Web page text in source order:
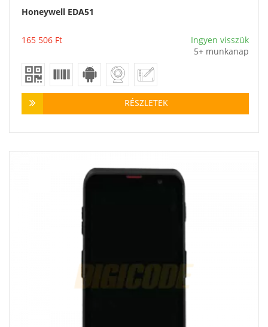
Honeywell EDA51
165 506 Ft
Ingyen visszük
5+ munkanap
RÉSZLETEK